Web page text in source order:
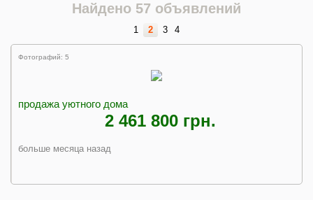
Найдено 57 объявлений
1 2 3 4
Фотографий: 5
продажа уютного дома
2 461 800 грн.
больше месяца назад